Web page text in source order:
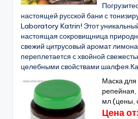
настоящей русской бани с
Laboratory Katrin! Этот
настоящая сокровищница
свежий цитрусовый аромат
переплетается с хвойной
целебными свойствами
Маска
мл (цены,
Цена